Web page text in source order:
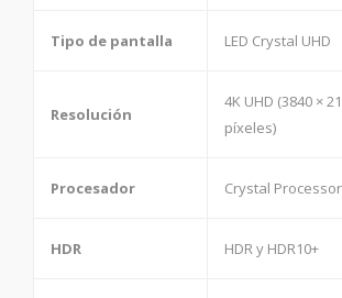
Tipo de pantalla LED Crystal UHD
Resolución
4K UHD (3840 ×
píxeles)
Procesador Crystal
HDR HDR y HDR10+